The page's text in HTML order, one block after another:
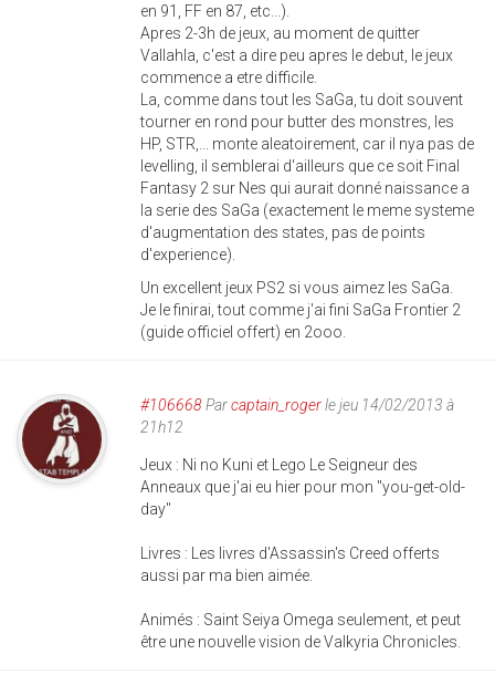
en 91, FF en 87, etc...).
Apres 2-3h de jeux, au moment de quitter
Vallahla, c'est a dire peu apres le debut, le jeux
commence a etre difficile.
La, comme dans tout les SaGa, tu doit souvent
tourner en rond pour butter des monstres, les
HP, STR,... monte aleatoirement, car il nya pas de
levelling, il semblerai d'ailleurs que ce soit Final
Fantasy 2 sur Nes qui aurait donné naissance a
la serie des SaGa (exactement le meme systeme
d'augmentation des states, pas de points
d'experience).
Un excellent jeux PS2 si vous aimez les SaGa.
Je le finirai, tout comme j'ai fini SaGa Frontier 2
(guide officiel offert) en 2ooo.
#106668Parcaptain_rogerle jeu 14/02/2013 à
21h12
Jeux : Ni no Kuni et Lego Le Seigneur des
Anneaux que j'ai eu hier pour mon "you-get-old-
day"
Livres : Les livres d'Assassin's Creed offerts
aussi par ma bien aimée.
Animés : Saint Seiya Omega seulement, et peut
être une nouvelle vision de Valkyria Chronicles.